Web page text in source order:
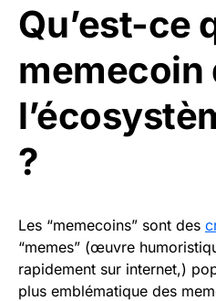
Qu’est-ce
memecoin
?
Les “memecoins” sont des
“memes” (œuvre
rapidement sur internet,)
plus emblématique des